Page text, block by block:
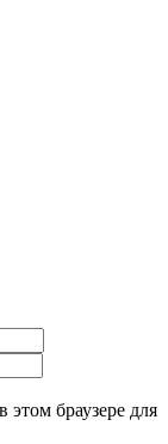
этом браузере для